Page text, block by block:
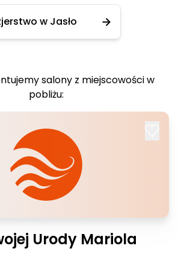
w Jasło
salony z miejscowości w
pobliżu:
Urody Mariola